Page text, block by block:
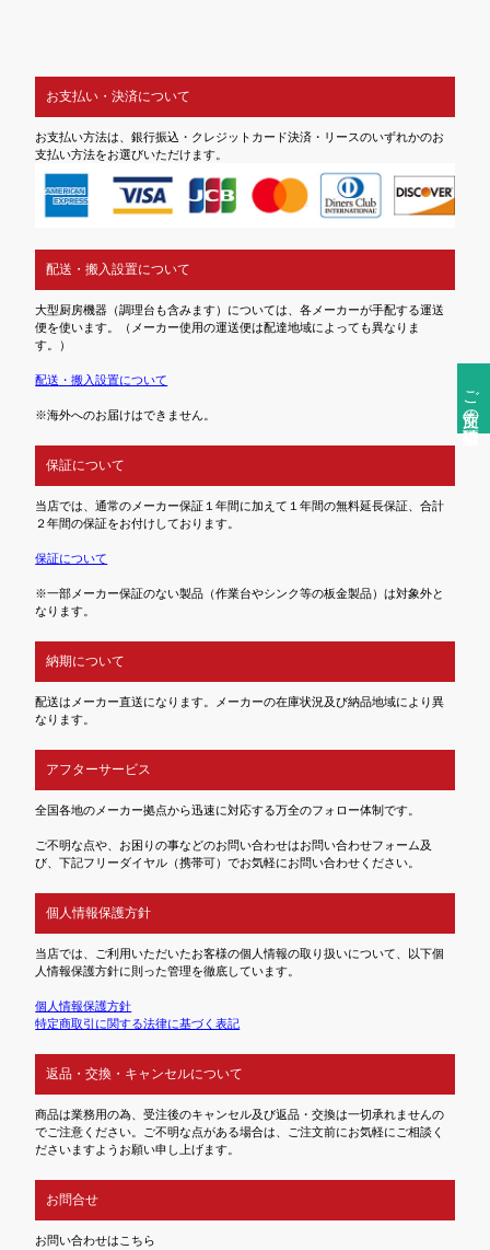
ご注文前の確認事項
お支払い・決済について
お支払い方法は、銀行振込・クレジットカード決済・リースのいずれかのお
支払い方法をお選びいただけます。
配送・搬入設置について
大型厨房機器（調理台も含みます）については、各メーカーが手配する運送
便を使います。（メーカー使用の運送便は配達地域によっても異なりま
す。）
配送・搬入設置について
※海外へのお届けはできません。
保証について
当店では、通常のメーカー保証１年間に加えて１年間の無料延長保証、合計
２年間の保証をお付けしております。
保証について
※一部メーカー保証のない製品（作業台やシンク等の板金製品）は対象外と
なります。
納期について
配送はメーカー直送になります。メーカーの在庫状況及び納品地域により異
なります。
アフターサービス
全国各地のメーカー拠点から迅速に対応する万全のフォロー体制です。
ご不明な点や、お困りの事などのお問い合わせはお問い合わせフォーム及
び、下記フリーダイヤル（携帯可）でお気軽にお問い合わせください。
個人情報保護方針
当店では、ご利用いただいたお客様の個人情報の取り扱いについて、以下個
人情報保護方針に則った管理を徹底しています。
個人情報保護方針
特定商取引に関する法律に基づく表記
返品・交換・キャンセルについて
商品は業務用の為、受注後のキャンセル及び返品・交換は一切承れませんの
でご注意ください。ご不明な点がある場合は、ご注文前にお気軽にご相談く
ださいますようお願い申し上げます。
お問合せ
お問い合わせはこちら